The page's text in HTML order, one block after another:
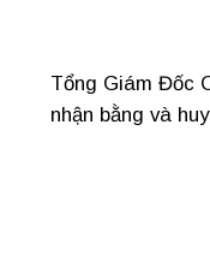
Tổng Giám Đốc
nhận bằng và